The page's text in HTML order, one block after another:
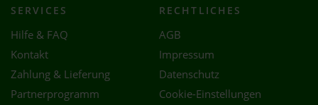
SERVICES
Hilfe & FAQ
Kontakt
Zahlung & Lieferung
Partnerprogramm
RECHTLICHES
AGB
Impressum
Datenschutz
Cookie-Einstellungen